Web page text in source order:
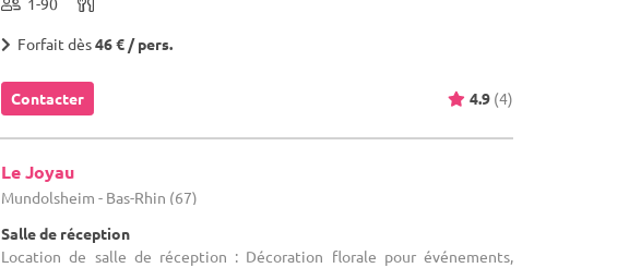
Forfait dès46 € / pers.
Contacter 4.9 (4)
Le Joyau
Mundolsheim - Bas-Rhin (67)
Salle de réception
Location de salle de réception : Décoration florale pour événements,